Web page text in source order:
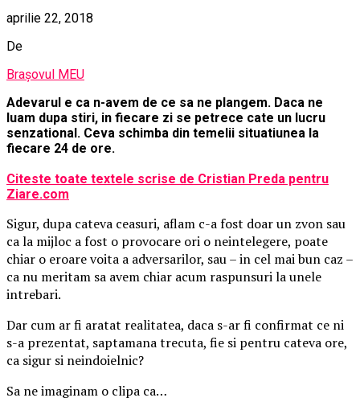
aprilie 22, 2018
De
Brașovul MEU
Adevarul e ca n-avem de ce sa ne plangem. Daca ne
luam dupa stiri, in fiecare zi se petrece cate un lucru
senzational. Ceva schimba din temelii situatiunea la
fiecare 24 de ore.
Citeste toate textele scrise de Cristian Preda pentru
Ziare.com
Sigur, dupa cateva ceasuri, aflam c-a fost doar un zvon sau
ca la mijloc a fost o provocare ori o neintelegere, poate
chiar o eroare voita a adversarilor, sau – in cel mai bun caz –
ca nu meritam sa avem chiar acum raspunsuri la unele
intrebari.
Dar cum ar fi aratat realitatea, daca s-ar fi confirmat ce ni
s-a prezentat, saptamana trecuta, fie si pentru cateva ore,
ca sigur si neindoielnic?
Sa ne imaginam o clipa ca…